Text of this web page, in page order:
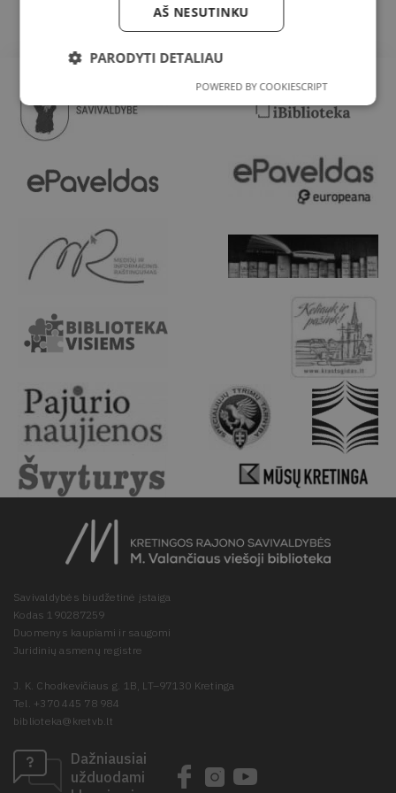
Savivaldybės biudžetinė įstaiga
Kodas 190287259
Duomenys kaupiami ir saugomi
Juridinių asmenų registre
J. K. Chodkevičiaus g. 1B, LT–97130 Kretinga
Tel. +370 445 78 984
biblioteka@kretvb.lt
Dažniausiai
užduodami
AŠ NESUTINKU
PARODYTI DETALIAU
POWERED BY COOKIESCRIPT